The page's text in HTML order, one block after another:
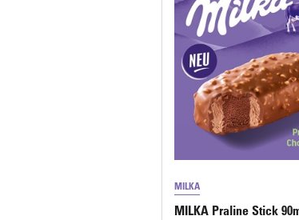
MILKA
MILKA Praline Stick